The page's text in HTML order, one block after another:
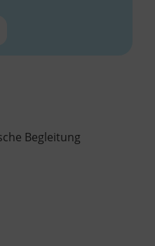
Begleitung